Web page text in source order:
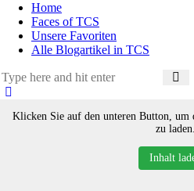
Home
Faces of TCS
Unsere Favoriten
Alle Blogartikel in TCS
Klicken Sie auf den unteren Button,
zu laden.
Inhalt